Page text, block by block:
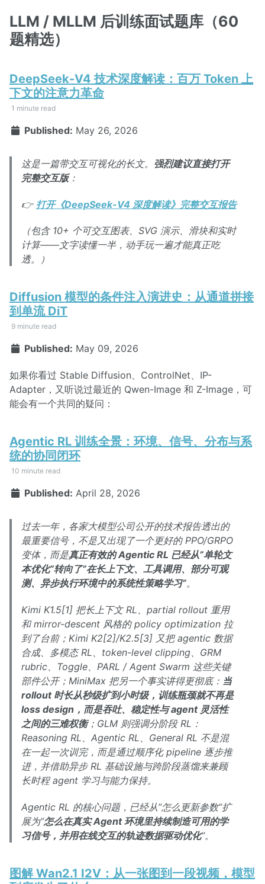
LLM / MLLM 后训练面试题库（60
题精选）
DeepSeek-V4 技术深度解读：百万 Token 上
下文的注意力革命
1 minute read
Published: May 26, 2026
这是一篇带交互可视化的长文。 强烈建议直接打开
完整交互版：
👉 打开《DeepSeek-V4 深度解读》完整交互报告
（包含 10+ 个可交互图表、SVG 演示、滑块和实时
计算——文字读懂一半，动手玩一遍才能真正吃
透。）
Diffusion 模型的条件注入演进史：从通道拼接
到单流 DiT
9 minute read
Published: May 09, 2026
如果你看过 Stable Diffusion、ControlNet、IP-
Adapter，又听说过最近的 Qwen-Image 和 Z-Image，可
能会有一个共同的疑问：
Agentic RL 训练全景：环境、信号、分布与系
统的协同闭环
10 minute read
Published: April 28, 2026
过去一年，各家大模型公司公开的技术报告透出的
最重要信号，不是又出现了一个更好的 PPO/GRPO
变体，而是真正有效的 Agentic RL 已经从”单轮文
本优化”转向了”在长上下文、工具调用、部分可观
测、异步执行环境中的系统性策略学习”。
Kimi K1.5[1] 把长上下文 RL、partial rollout 重用
和 mirror-descent 风格的 policy optimization 拉
到了台前；Kimi K2[2]/K2.5[3] 又把 agentic 数据
合成、多模态 RL、token-level clipping、GRM
rubric、Toggle、PARL / Agent Swarm 这些关键
部件公开；MiniMax 把另一个事实讲得更彻底： 当
rollout 时长从秒级扩到小时级，训练瓶颈就不再是
loss design，而是吞吐、稳定性与 agent 灵活性
之间的三难权衡；GLM 则强调分阶段 RL：
Reasoning RL、Agentic RL、General RL 不是混
在一起一次训完，而是通过顺序化 pipeline 逐步推
进，并借助异步 RL 基础设施与跨阶段蒸馏来兼顾
长时程 agent 学习与能力保持。
Agentic RL 的核心问题，已经从”怎么更新参数”扩
展为”怎么在真实 Agent 环境里持续制造可用的学
习信号，并用在线交互的轨迹数据驱动优化“。
图解 Wan2.1 I2V：从一张图到一段视频，模型